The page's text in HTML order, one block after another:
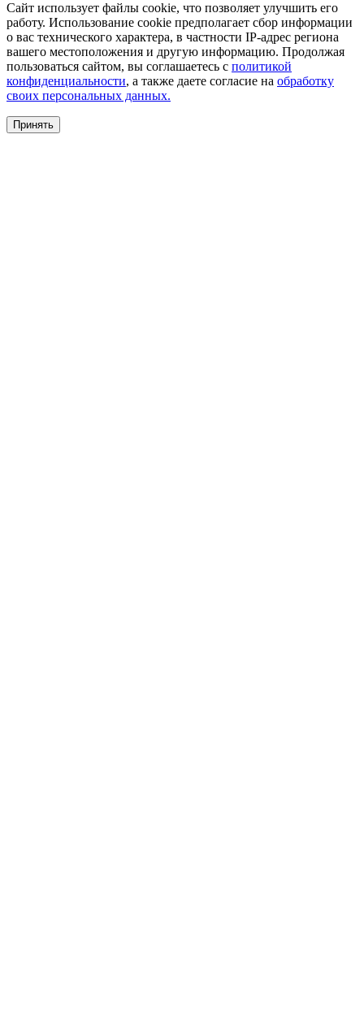
Сайт использует файлы cookie, что позволяет улучшить его
работу. Использование cookie предполагает сбор информации
о вас технического характера, в частности IP-адрес региона
вашего местоположения и другую информацию. Продолжая
пользоваться сайтом, вы соглашаетесь с политикой
конфиденциальности, а также даете согласие на обработку
своих персональных данных.
Принять